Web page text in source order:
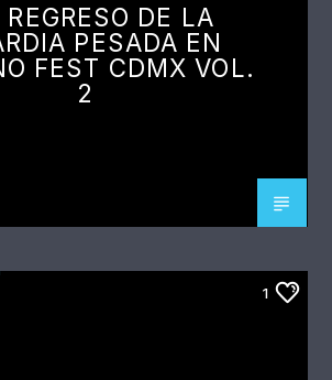
REGRESO DE LA
PESADA EN
FEST CDMX VOL.
2
1